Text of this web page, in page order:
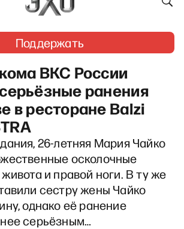
Поддержать
ВКС России
ранения
в ресторане Balzi
26-летняя Мария Чайко
осколочные
и правой ноги. В ту же
сестру жены Чайко
однако её ранение
серьёзным…